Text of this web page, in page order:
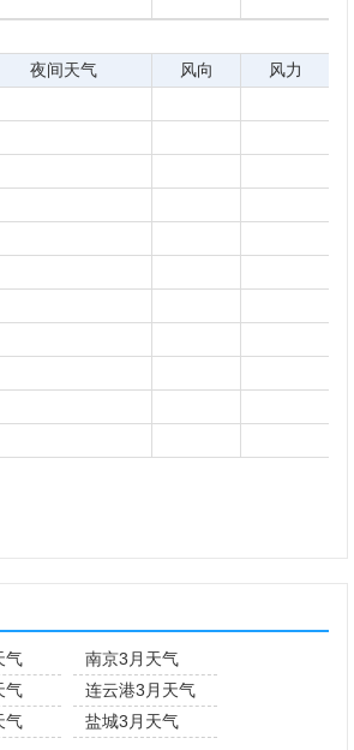
夜间天气 风向
风力
气
南京3月天气
气
连云港3月天气
气 盐城3月天气